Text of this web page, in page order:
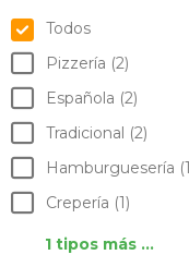
Todos
Pizzerí­a (2)
Española (2)
Tradicional (2)
Hamburgueserí­a
Creperí­a (1)
1 tipos más ...